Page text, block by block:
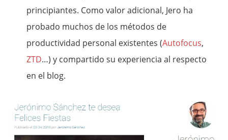
principiantes. Como valor adicional, Jero ha
probado muchos de los métodos de
productividad personal existentes (Autofocus,
ZTD…) y compartido su experiencia al respecto
en el blog.